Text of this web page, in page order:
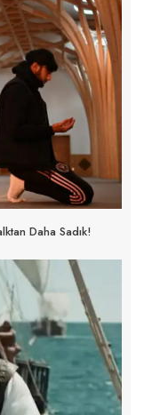
Daha Sadık!